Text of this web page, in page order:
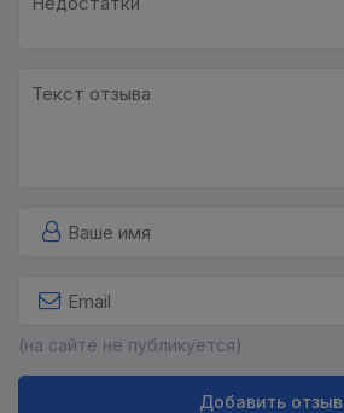
(на сайте не публикуется)
Добавить отзыв